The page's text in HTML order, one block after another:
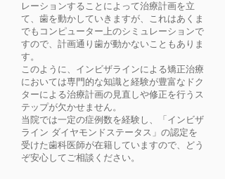
レーションすることによって治療計画を立
て、歯を動かしていきますが、これはあくま
でもコンピューター上のシミュレーションで
すので、計画通り歯が動かないこともありま
す。
このように、インビザラインによる矯正治療
においては専門的な知識と経験が豊富なドク
ターによる治療計画の見直しや修正を行うス
テップが欠かせません。
当院では一定の症例数を経験し、「インビザ
ライン ダイヤモンドステータス」の認定を
受けた歯科医師が在籍していますので、どう
ぞ安心してご相談ください。